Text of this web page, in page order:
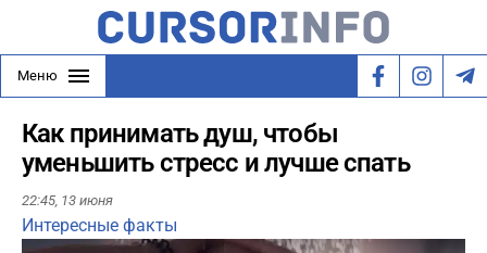
Меню
Как принимать душ, чтобы
уменьшить стресс и лучше спать
22:45, 13 июня
Интересные факты